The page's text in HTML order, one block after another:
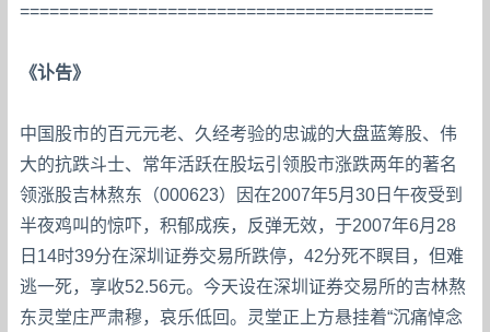
==========================================
《讣告》
中国股市的百元元老、久经考验的忠诚的大盘蓝筹股、伟
大的抗跌斗士、常年活跃在股坛引领股市涨跌两年的著名
领涨股吉林熬东（000623）因在2007年5月30日午夜受到
半夜鸡叫的惊吓，积郁成疾，反弹无效，于2007年6月28
日14时39分在深圳证券交易所跌停，42分死不瞑目，但难
逃一死，享收52.56元。今天设在深圳证券交易所的吉林熬
东灵堂庄严肃穆，哀乐低回。灵堂正上方悬挂着“沉痛悼念